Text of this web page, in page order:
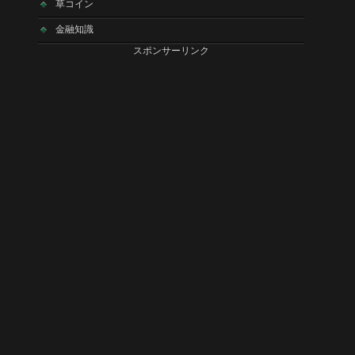
草コイン
金融知識
スポンサーリンク